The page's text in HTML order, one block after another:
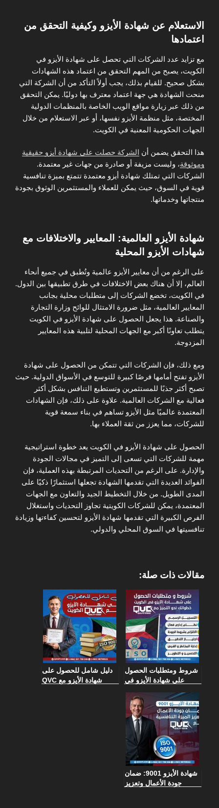
الاستعلام عن شهادة الأيزو وكيفية التحقق من
اعتمادها
مع تزايد عدد الشركات التي تحصل على شهادة الأيزو في
الكويت، يصبح من المهم التحقق من اعتماد هذه الشهادات
بشكل صحيح. للقيام بذلك، يجب أولاً التأكد من أن الشركة التي
منحت الشهادة هي جهة اعتماد معترف بها دوليًا. يمكن التحقق
من ذلك عبر زيارة مواقع الويب الخاصة بالمنظمات الدولية
المختصة، مثل منظمة الأيزو نفسها، أو عبر الاستعلام من خلال
الجهات الحكومية المعنية في الكويت.
هذا التحقق يضمن أن الشركة حصلت على شهادة أيزو حقيقية
وموثوقة، وليست مزيفة أو صادرة من جهات غير معتمدة.
الشركات التي تمتلك شهادة أيزو معتمدة تتمتع بميزة تنافسية
قوية في السوق، حيث يمكن للعملاء والمستثمرين الوثوق بجودة
منتجاتها وخدماتها.
شهادة الأيزو العالمية: المعايير والاختلافات مع
شهادات الأيزو المحلية
على الرغم من أن معايير الأيزو عالمية وتُطبق في جميع أنحاء
العالم، إلا أن هناك بعض الاختلافات في طرق تطبيقها بين الدول.
في الكويت، تخضع الشركات إلى متطلبات محلية بجانب
المعايير العالمية، مثل ضرورة الامتثال للوائح وزارة التجارة
والصناعة. هذا يجعل الحصول على شهادة الأيزو في الكويت
يتطلب تعاونًا أكبر مع الجهات المحلية لتلبية هذه المعايير
المزدوجة.
ومع ذلك، فإن الشركات التي تتمكن من الحصول على شهادة
الأيزو تفتح أمامها فرصًا كبيرة للتوسع في الأسواق الدولية. حيث
تصبح أكثر جذبًا للمستثمرين وتستطيع التنافس بشكل أكثر
فعالية مع الشركات العالمية. علاوة على ذلك، فإن الشهادات
المعتمدة عالميًا مثل الأيزو تساهم في بناء سمعة قوية
للشركات، مما يعزز من ثقة العملاء بها.
الحصول على شهادة الأيزو في الكويت يعد خطوة استراتيجية
مهمة للشركات التي تسعى إلى التميز في مجالات الجودة
والإدارة. على الرغم من التحديات المرتبطة بهذه العملية، فإن
الفوائد العديدة التي تقدمها الشهادة تجعلها استثمارًا ذكيًا على
المدى الطويل. من خلال التخطيط الجيد والتعاون مع الجهات
المعتمدة، يمكن للشركات الكويتية تجاوز التحديات واستغلال
الفرص الكبيرة التي تقدمها شهادة الأيزو لتحسين كفاءتها وزيادة
تنافسيتها في السوق المحلي والدولي.
مقالات ذات صلة:
شروط ومتطلبات الحصول
على شهادة الأيزو في
التميز مع QVC
دليل شامل للحصول على
شهادة الأيزو مع QVC
شهادة الأيزو 9001: ضمان
جودة الأعمال وتعزيز